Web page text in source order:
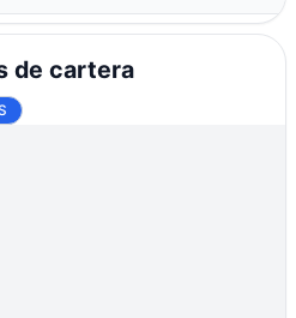
de cartera